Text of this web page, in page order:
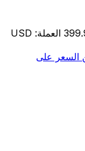
العملة: USD
السعر على